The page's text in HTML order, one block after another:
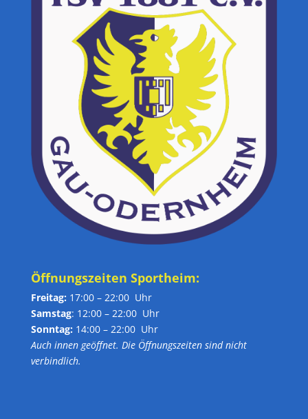
Öffnungszeiten Sportheim:
Freitag: 17:00 – 22:00 Uhr
Samstag: 12:00 – 22:00 Uhr
Sonntag: 14:00 – 22:00 Uhr
Auch innen geöffnet. Die Öffnungszeiten sind nicht
verbindlich.